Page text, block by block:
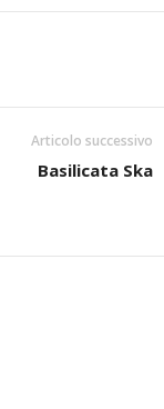
Articolo successivo
Basilicata Ska